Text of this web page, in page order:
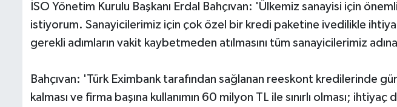
İSO Yönetim Kurulu Başkanı Erdal Bahçıvan: 'Ülkemiz sanayisi için
istiyorum. Sanayicilerimiz için çok özel bir kredi paketine ivedilikle
gerekli adımların vakit kaybetmeden atılmasını tüm sanayicilerimiz
Bahçıvan: 'Türk Eximbank tarafından sağlanan reeskont kredilerinde
kalması ve firma başına kullanımın 60 milyon TL ile sınırlı olması;